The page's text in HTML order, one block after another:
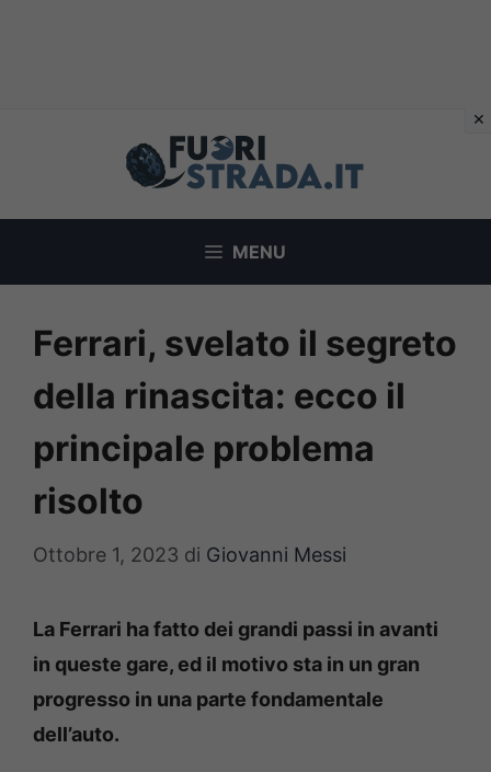
MENU
Ferrari, svelato il segreto
della rinascita: ecco il
principale problema
risolto
Ottobre 1, 2023 di Giovanni Messi
La Ferrari ha fatto dei grandi passi in avanti
in queste gare, ed il motivo sta in un gran
progresso in una parte fondamentale
dell’auto.